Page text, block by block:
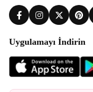
Uygulamayı İndirin